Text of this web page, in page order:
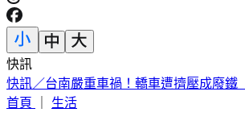
快訊
小孩顧小孩！澎湖13子女遭棄養擠4坪破
路